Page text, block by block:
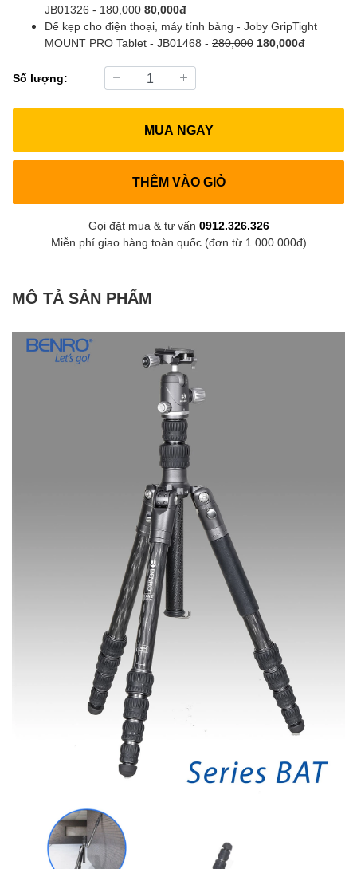
JB01326 - 180,000 80,000đ
Đế kẹp cho điện thoại, máy tính bảng - Joby GripTight
MOUNT PRO Tablet - JB01468 - 280,000 180,000đ
Số lượng:
MUA NGAY
THÊM VÀO GIỎ
Gọi đặt mua & tư vấn 0912.326.326
Miễn phí giao hàng toàn quốc (đơn từ 1.000.000đ)
MÔ TẢ SẢN PHẨM